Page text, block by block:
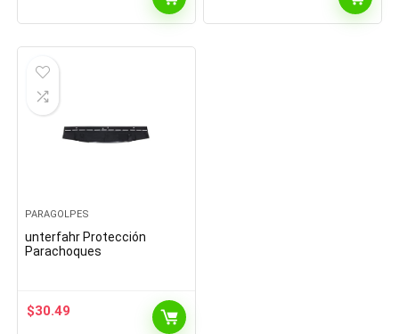
PARAGOLPES
unterfahr Protección
Parachoques
$30.49